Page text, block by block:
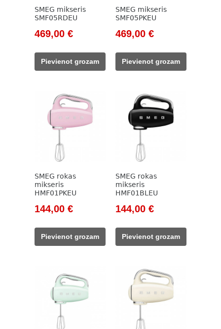
SMEG mikseris
SMF05RDEU
Original
was:
533,00 €.
469,00 €Current
469,00 €.
Pievienot grozam
SMEG mikseris
SMF05PKEU
Original
was:
533,00 €.
469,00 €Current
469,00 €.
Pievienot grozam
SMEG rokas
mikseris
HMF01PKEU
Original
was:
165,00 €.
144,00 €Current
144,00 €.
Pievienot grozam
SMEG rokas
mikseris
HMF01BLEU
Original
was:
165,00 €.
144,00 €Current
144,00 €.
Pievienot grozam